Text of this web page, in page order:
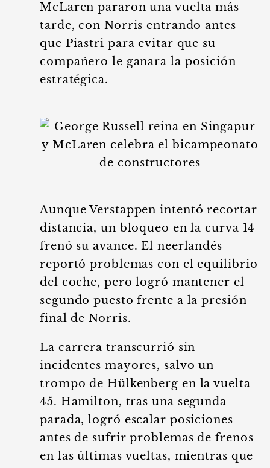
McLaren pararon una vuelta más
tarde, con Norris entrando antes
que Piastri para evitar que su
compañero le ganara la posición
estratégica.
Aunque Verstappen intentó recortar
distancia, un bloqueo en la curva 14
frenó su avance. El neerlandés
reportó problemas con el equilibrio
del coche, pero logró mantener el
segundo puesto frente a la presión
final de Norris.
La carrera transcurrió sin
incidentes mayores, salvo un
trompo de Hülkenberg en la vuelta
45. Hamilton, tras una segunda
parada, logró escalar posiciones
antes de sufrir problemas de frenos
en las últimas vueltas, mientras que